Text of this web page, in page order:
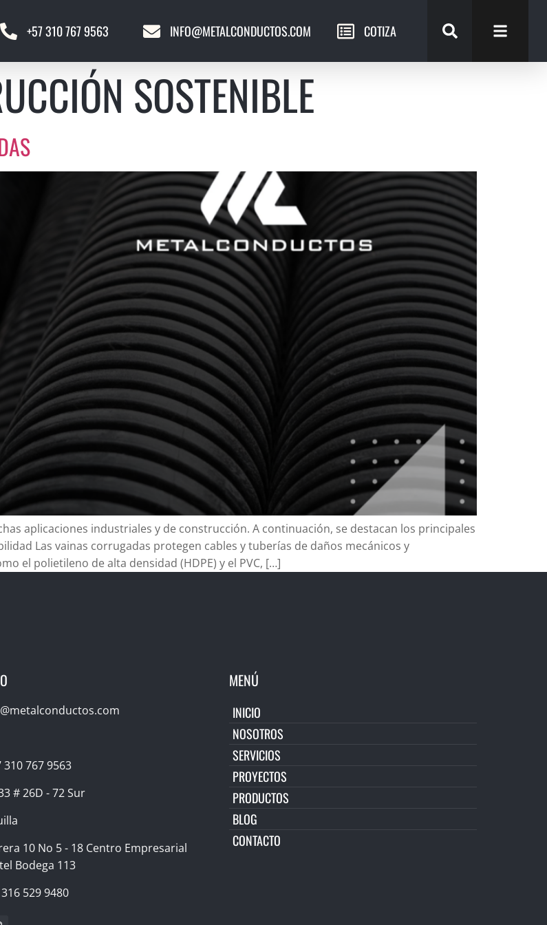
+57 310 767 9563 INFO@METALCONDUCTOS.COM COTIZA
SOSTENIBLE
aplicaciones industriales y de construcción. A continuación, se destacan los principales
Las vainas corrugadas protegen cables y tuberías de daños mecánicos y
el polietileno de alta densidad (HDPE) y el PVC, […]
310 767 9563
# 26D - 72 Sur
10 No 5 - 18 Centro Empresarial
Bodega 113
529 9480
MENÚ
INICIO
NOSOTROS
SERVICIOS
PROYECTOS
PRODUCTOS
BLOG
CONTACTO